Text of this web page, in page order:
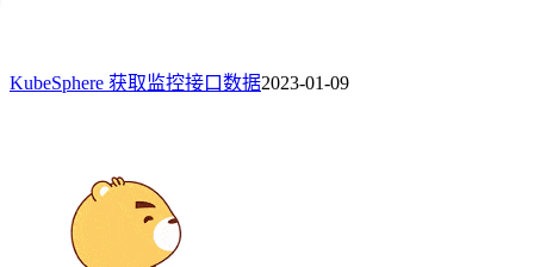
KubeSphere 获取监控接口数据2023-01-09